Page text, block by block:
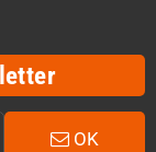
OK